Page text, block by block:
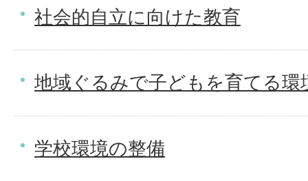
社会的自立に向けた教育
地域ぐるみで子どもを育てる環
学校環境の整備